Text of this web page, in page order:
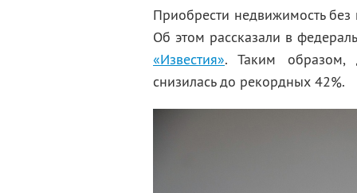
Приобрести недвижимость
Об этом рассказали в
«Известия». Таким образом,
снизилась до рекордных 42%.